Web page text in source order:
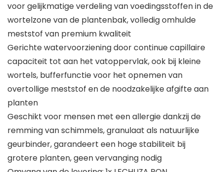
voor gelijkmatige verdeling van voedingsstoffen in de
wortelzone van de plantenbak, volledig omhulde
meststof van premium kwaliteit
Gerichte watervoorziening door continue capillaire
capaciteit tot aan het vatoppervlak, ook bij kleine
wortels, bufferfunctie voor het opnemen van
overtollige meststof en de noodzakelijke afgifte aan
planten
Geschikt voor mensen met een allergie dankzij de
remming van schimmels, granulaat als natuurlijke
geurbinder, garandeert een hoge stabiliteit bij
grotere planten, geen vervanging nodig